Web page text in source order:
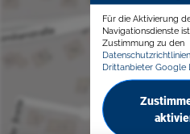
Für die Aktivierung
Navigationsdienste
Zustimmung zu den
Drittanbieter Google